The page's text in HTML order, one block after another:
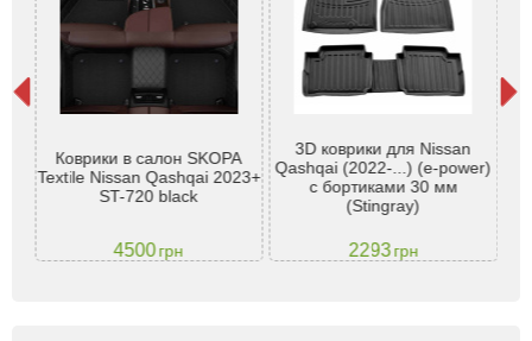
Коврики в салон SKOPA
Textile Nissan Qashqai 2023+
ST-720 black
4500грн
3D коврики для Nissan
Qashqai (2022-...) (e-power)
с бортиками 30 мм
(Stingray)
2293грн